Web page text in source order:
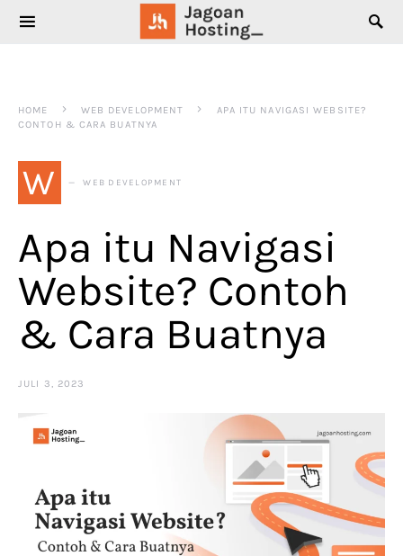
SEARCH FOR:
HOME WEB DEVELOPMENT
APA ITU NAVIGASI WEBSITE?
CONTOH & CARA BUATNYA
W WEB DEVELOPMENT
Apa itu Navigasi
Website? Contoh
& Cara Buatnya
JULI 3, 2023